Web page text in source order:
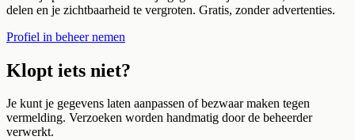
delen en je zichtbaarheid te vergroten. Gratis, zonder advertenties.
Profiel in beheer nemen
Klopt iets niet?
Je kunt je gegevens laten aanpassen of bezwaar maken tegen
vermelding. Verzoeken worden handmatig door de beheerder
verwerkt.